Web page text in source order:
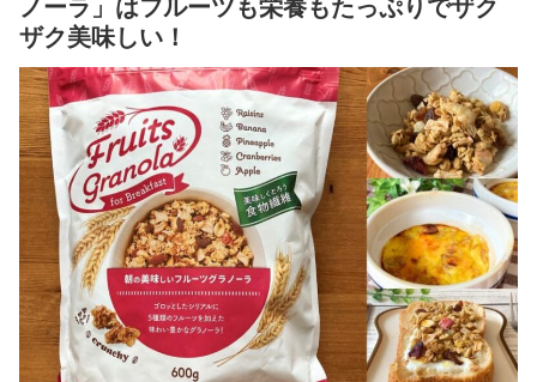
ノーラ」はフルーツも栄養もたっぷりでザク
ザク美味しい！